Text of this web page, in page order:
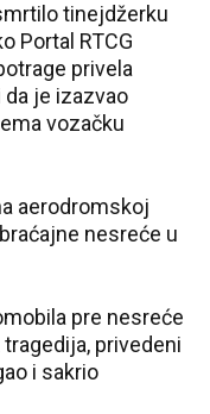
tinejdžerku
Portal RTCG
privela
je izazvao
vozačku
aerodromskoj
nesreće u
pre nesreće
privedeni
i sakrio